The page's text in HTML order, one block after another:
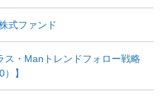
式ファンド
ス・Manトレンドフォロー戦略
】